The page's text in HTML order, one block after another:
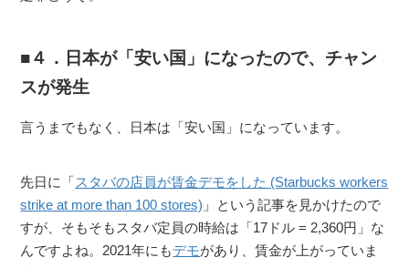
４．日本が「安い国」になったので、チャン
スが発生
言うまでもなく、日本は「安い国」になっています。
先日に「スタバの店員が賃金デモをした (Starbucks workers
strike at more than 100 stores) 」という記事を見かけたので
すが、そもそもスタバ定員の時給は「17ドル = 2,360円」な
んですよね。2021年にもデモがあり、賃金が上がっていま